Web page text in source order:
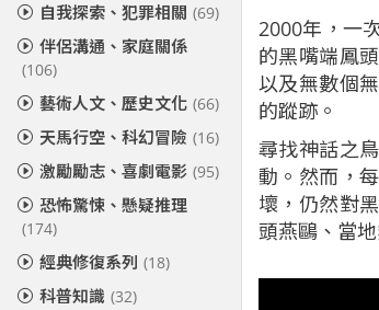
自我探索、犯罪相關 (69)
伴侶溝通、家庭關係
(106)
藝術人文、歷史文化 (66)
天馬行空、科幻冒險 (16)
激勵勵志、喜劇電影 (95)
恐怖驚悚、懸疑推理
(174)
經典修復系列 (18)
科普知識 (32)
2000年，一
的黑嘴端鳳
以及無數個
的蹤跡。
尋找神話之
動。然而，
壞，仍然對
頭燕鷗、當